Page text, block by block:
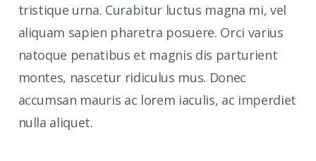
tristique urna. Curabitur luctus magna mi, vel
aliquam sapien pharetra posuere. Orci varius
natoque penatibus et magnis dis parturient
montes, nascetur ridiculus mus. Donec
accumsan mauris ac lorem iaculis, ac imperdiet
nulla aliquet.